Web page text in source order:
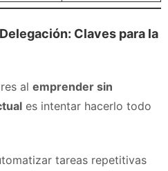
Claves para la
al emprender sin
es intentar hacerlo todo
tareas repetitivas